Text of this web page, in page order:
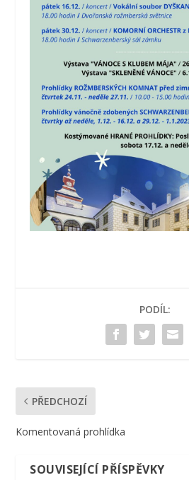
PODÍL:
PŘEDCHOZÍ
Komentovaná prohlídka
SOUVISEJÍCÍ PŘÍSPĚVKY